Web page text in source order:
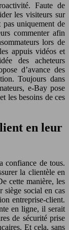
Faute de
les visiteurs sur
uniquement de
commenter afin
lors de
appuis vidéos et
des acheteurs
d’avance des
Toujours dans
e-Bay pose
les besoins de ces
en leur
confiance de tous.
la clientèle en
cette manière, les
siège social en cas
entreprise-client.
en ligne, il serait
de sécurité prise
Et cela, sans